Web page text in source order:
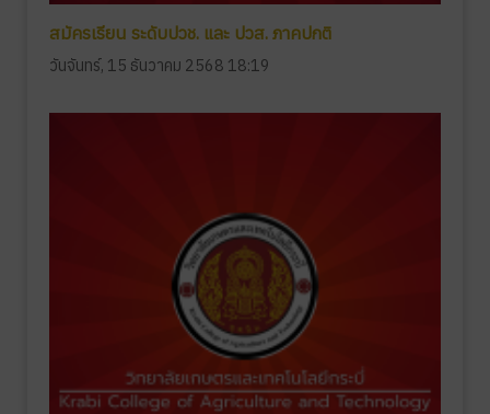
สมัครเรียน ระดับปวช. และ ปวส. ภาคปกติ
วันจันทร์, 15 ธันวาคม 2568 18:19